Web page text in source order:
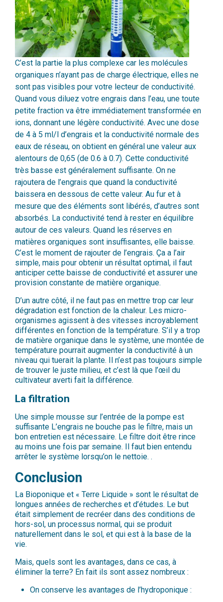
C’est la partie la plus complexe car les molécules
organiques n’ayant pas de charge électrique, elles ne
sont pas visibles pour votre lecteur de conductivité.
Quand vous diluez votre engrais dans l’eau, une toute
petite fraction va être immédiatement transformée en
ions, donnant une légère conductivité. Avec une dose
de 4 à 5 ml/l d’engrais et la conductivité normale des
eaux de réseau, on obtient en général une valeur aux
alentours de 0,65 (de 0.6 à 0.7). Cette conductivité
très basse est généralement suffisante. On ne
rajoutera de l’engrais que quand la conductivité
baissera en dessous de cette valeur. Au fur et à
mesure que des éléments sont libérés, d’autres sont
absorbés. La conductivité tend à rester en équilibre
autour de ces valeurs. Quand les réserves en
matières organiques sont insuffisantes, elle baisse.
C’est le moment de rajouter de l’engrais. Ça a l’air
simple, mais pour obtenir un résultat optimal, il faut
anticiper cette baisse de conductivité et assurer une
provision constante de matière organique.
D’un autre côté, il ne faut pas en mettre trop car leur
dégradation est fonction de la chaleur. Les micro-
organismes agissent à des vitesses incroyablement
différentes en fonction de la température. S’il y a trop
de matière organique dans le système, une montée de
température pourrait augmenter la conductivité à un
niveau qui tuerait la plante. Il n’est pas toujours simple
de trouver le juste milieu, et c’est là que l’œil du
cultivateur averti fait la différence.
La filtration
Une simple mousse sur l’entrée de la pompe est
suffisante L’engrais ne bouche pas le filtre, mais un
bon entretien est nécessaire. Le filtre doit être rince
au moins une fois par semaine. Il faut bien entendu
arrêter le système lorsqu’on le nettoie. .
Conclusion
La Bioponique et « Terre Liquide » sont le résultat de
longues années de recherches et d’études. Le but
était simplement de recréer dans des conditions de
hors-sol, un processus normal, qui se produit
naturellement dans le sol, et qui est à la base de la
vie.
Mais, quels sont les avantages, dans ce cas, à
éliminer la terre? En fait ils sont assez nombreux :
On conserve les avantages de l’hydroponique :